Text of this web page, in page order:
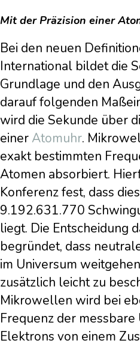
Mit der Präzision einer
Bei den neuen
International bildet die
Grundlage und den
darauf folgenden
wird die Sekunde über
einer Atomuhr.
exakt bestimmten
Atomen absorbiert.
Konferenz fest, dass
9.192.631.770
liegt. Die Entscheidung
begründet, dass
im Universum
zusätzlich leicht zu
Mikrowellen wird bei
Frequenz der messbare
Elektrons von einem